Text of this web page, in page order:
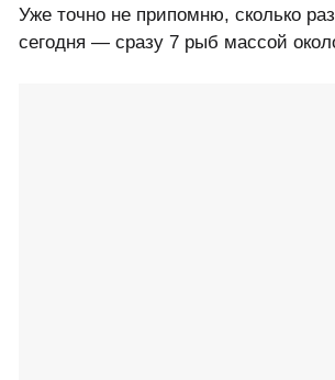
Уже точно не припомню, сколько
сегодня — сразу 7 рыб массой